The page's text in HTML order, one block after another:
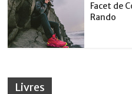
Facet de
Rando
Livres